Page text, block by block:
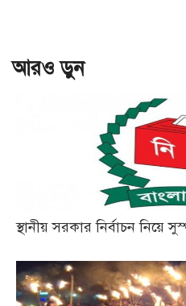
আরও ড়ুন
স্থানীয় সরকার নির্বাচন নিয়ে